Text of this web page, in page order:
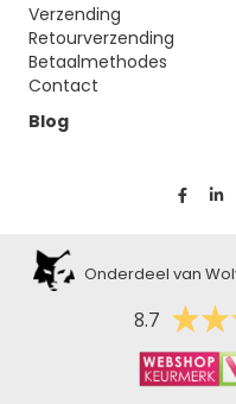
Verzending
Retourverzending
Betaalmethodes
Contact
Blog
Onderdeel van
8.7